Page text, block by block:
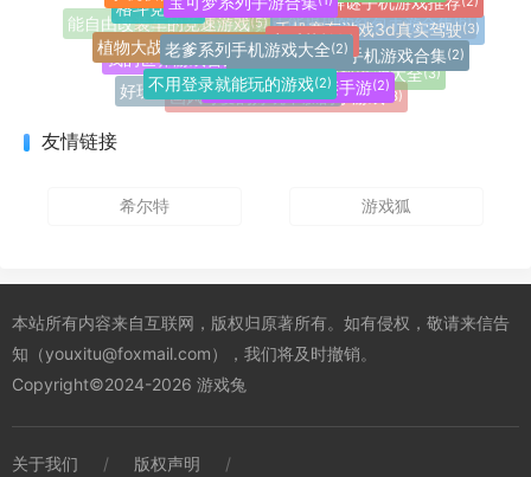
像素风格手机游戏推荐大全(11)
像素火影优质改版合集(10)
真正能提现的红包手游合集(6)
卡牌对战(6)
实用工具(6)
传奇手游(5)
能自由改装车的竞速游戏(5) 手机赛车游戏3d真实驾驶(3)
猫咪题材的手机游戏大全(3)
画风可爱的好玩不腻的小游戏(3)
好玩的烹饪美食小游戏大全(3)
我的世界游戏合集(2)
格斗竞技(2)
免费的悬疑解谜手机游戏合集 (2)
沉浸式的冒险解谜手游(2)
不用登录就能玩的游戏(2)
植物大战僵尸抽卡版合集(2)
音乐节拍(2)
老爹系列手机游戏大全(2)
友情链接
希尔特 游戏狐
本站所有内容来自互联网，版权归原著所有。如有侵权，敬请来信告
知（youxitu@foxmail.com），我们将及时撤销。
Copyright©2024-2026 游戏兔
关于我们 / 版权声明 /